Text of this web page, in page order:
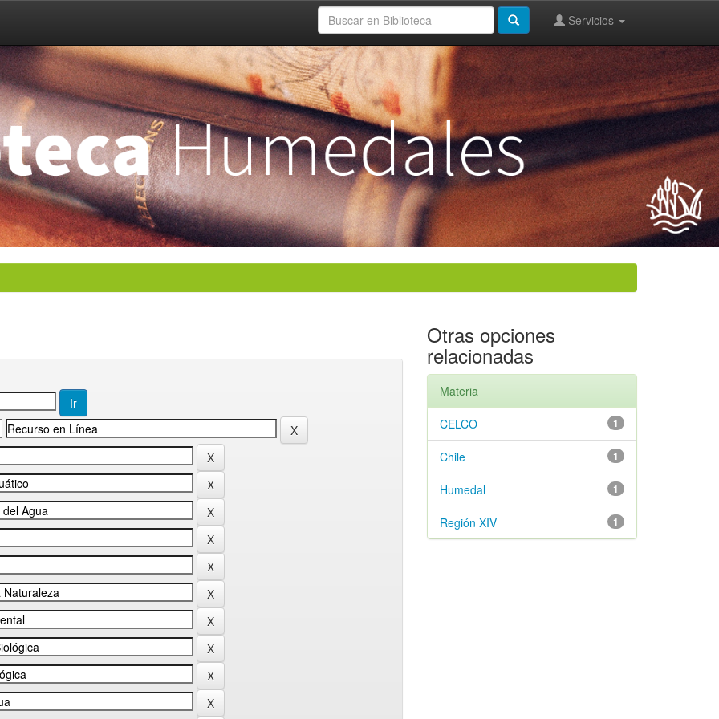
Servicios
Otras opciones
relacionadas
Materia
1
CELCO
1
Chile
1
Humedal
1
Región XIV